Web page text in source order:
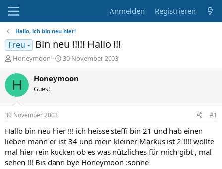
Anmelden Registrieren
Hallo, ich bin neu hier!
Freu - Bin neu !!!!! Hallo !!!
E
r
s
t
e
r
Honeymoon
E
r
s
t
a
m
30 November 2003
H Honeymoon
Guest
30 November 2003 #1
Hallo bin neu hier !!! ich heisse steffi bin 21 und hab einen
lieben mann er ist 34 und mein kleiner Markus ist 2 !!!! wollte
mal hier rein kucken ob es was nützliches für mich gibt , mal
sehen !!! Bis dann bye Honeymoon :sonne